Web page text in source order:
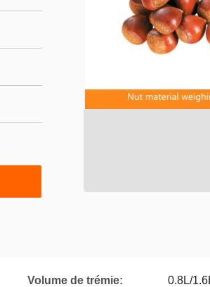
Volume de trémie: 0.8L/